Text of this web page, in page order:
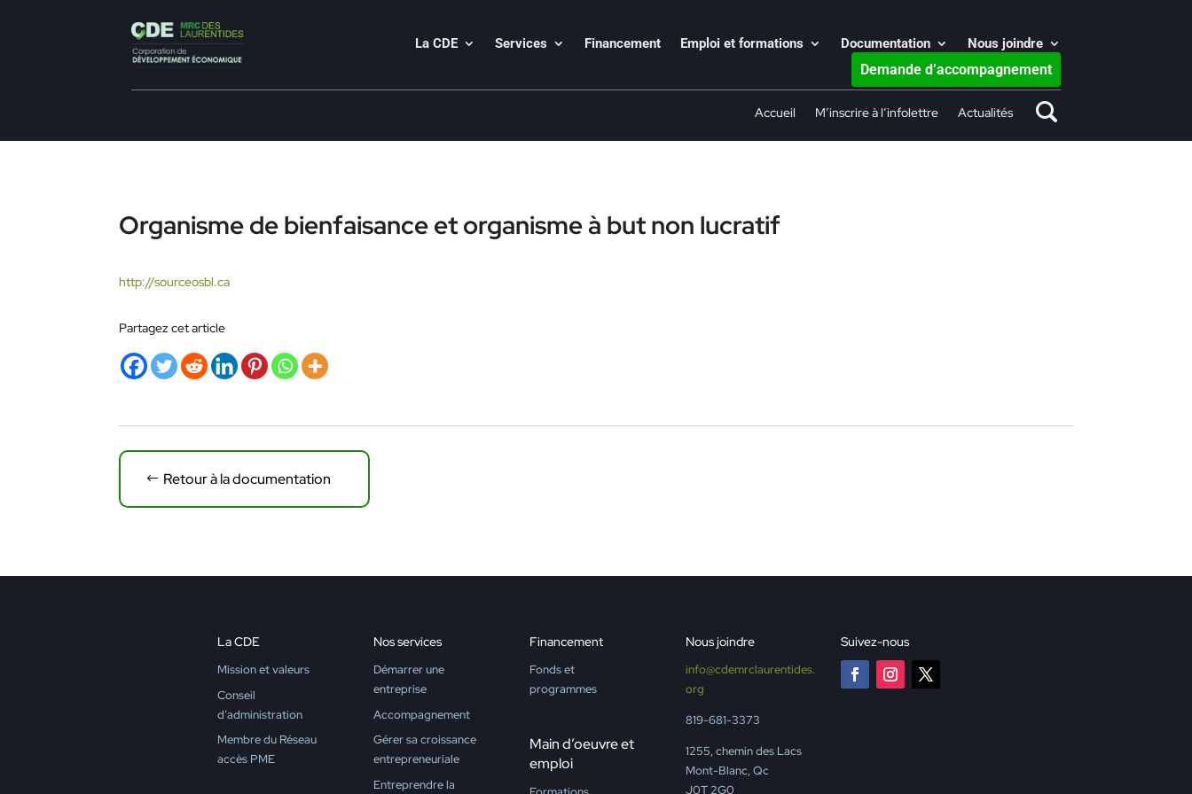
La CDE Services Financement Emploi et formations Documentation Nous joindre
Demande d’accompagnement
Accueil M’inscrire à l’infolettre Actualités
Organisme de bienfaisance et organisme à but non lucratif
http://sourceosbl.ca
Partagez cet article
Retour à la documentation
La CDE
Mission et valeurs
Conseil
d’administration
Membre du Réseau
accès PME
Nos services
Démarrer une
entreprise
Accompagnement
Gérer sa croissance
entrepreneuriale
Entreprendre la
Financement
Fonds et
programmes
Main d’oeuvre et
emploi
Nous joindre
info@cdemrclaurentides.
org
819-681-3373
1255, chemin des Lacs
Mont-Blanc, Qc
J0T 2G0
Suivez-nous